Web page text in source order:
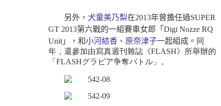
另外， 犬童美乃梨在2013年曾擔任過SUPER
GT 2013第六戰的一組賽車女郎 「Digi Nozze RQ
Unit」
，和小河結香 、 原奈津子一起組成。 同
年，還參加由寫真週刊雜誌 《FLASH》
所舉辦的
「 FLASHグラビア争奪バトル」。